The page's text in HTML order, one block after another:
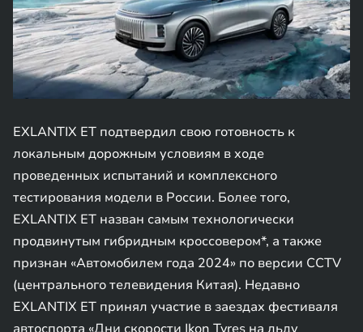
EXLANTIX ET подтвердил свою готовность к
локальным дорожным условиям в ходе
проведенных испытаний и комплексного
тестирования модели в России. Более того,
EXLANTIX ET назван самым технологически
продвинутым гибридным кроссовером*, а также
признан «Автомобилем года 2024» по версии CCTV
(центрального телевидения Китая). Недавно
EXLANTIX ET принял участие в заездах фестиваля